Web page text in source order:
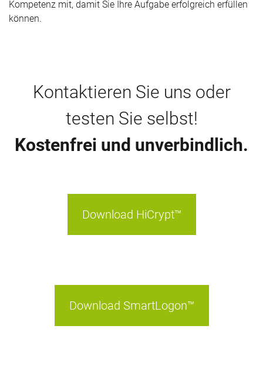
Kompetenz mit, damit Sie Ihre Aufgabe erfolgreich erfüllen
können.
Kontaktieren Sie uns oder
testen Sie selbst!
Kostenfrei und unverbindlich.
Download HiCrypt™
Download SmartLogon™